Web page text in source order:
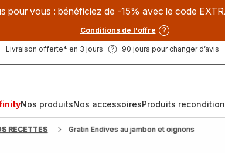
pour vous : bénéficiez de -15% avec le code
Conditions de l'offre
Livraison offerte* en 3 jours 90 jours pour changer d’avis
Nos produitsNos accessoiresProduits
RECETTES Gratin Endives au jambon et oignons